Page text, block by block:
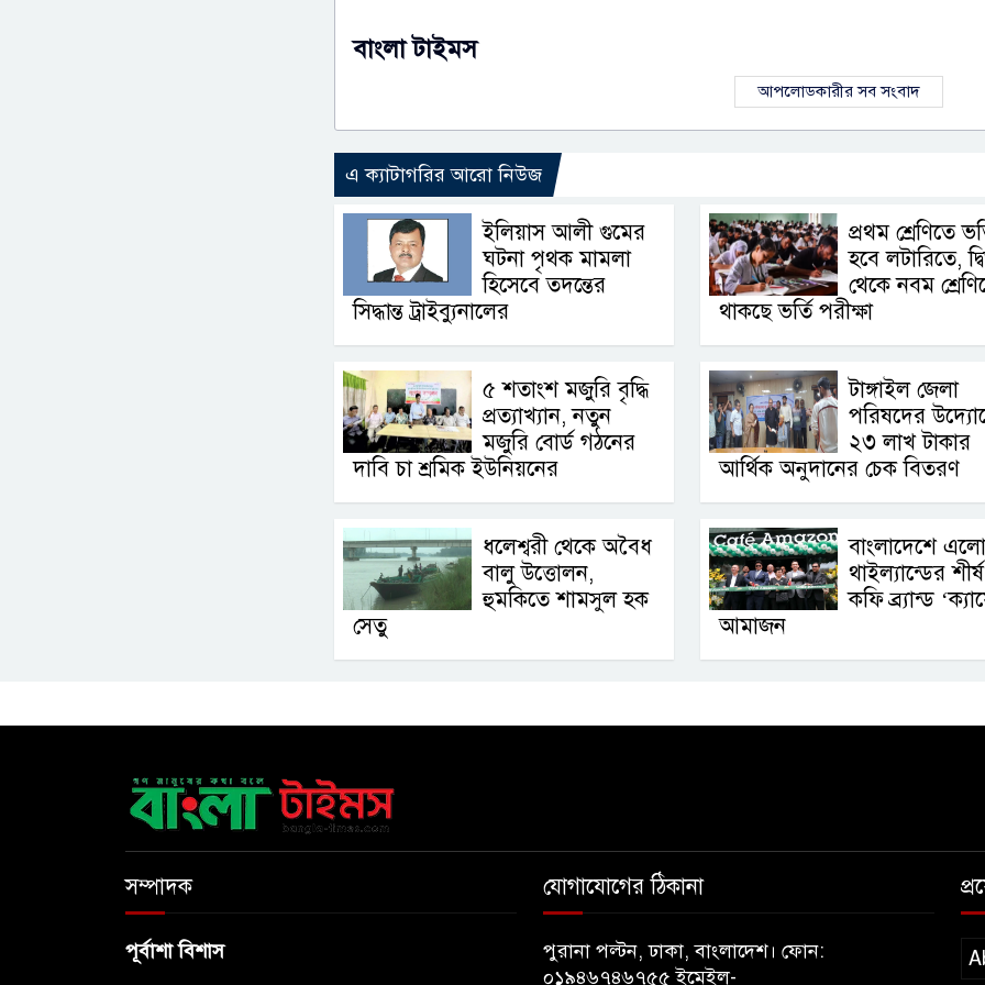
বাংলা টাইমস
আপলোডকারীর সব সংবাদ
এ ক্যাটাগরির আরো নিউজ
ইলিয়াস আলী গুমের
ঘটনা পৃথক মামলা
হিসেবে তদন্তের
সিদ্ধান্ত ট্রাইব্যুনালের
প্রথম শ্রেণিতে
হবে লটারিতে,
থেকে নবম
থাকছে ভর্তি পরীক্ষা
৫ শতাংশ মজুরি বৃদ্ধি
প্রত্যাখ্যান, নতুন
মজুরি বোর্ড গঠনের
দাবি চা শ্রমিক ইউনিয়নের
টাঙ্গাইল জেলা
পরিষদের
২৩ লাখ টাকার
আর্থিক অনুদানের চেক বিতরণ
ধলেশ্বরী থেকে অবৈধ
বালু উত্তোলন,
হুমকিতে শামসুল হক
সেতু
বাংলাদেশে এলো
থাইল্যান্ডের শীর্ষ
কফি ব্র্যান্ড
আমাজন
সম্পাদক
পূর্বাশা বিশাস
যোগাযোগের ঠিকানা
পুরানা পল্টন, ঢাকা, বাংলাদেশ। ফোন:
০১৯৪৬৭৪৬৭৫৫ ইমেইল-